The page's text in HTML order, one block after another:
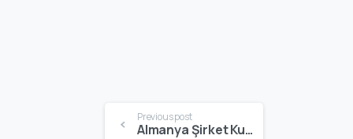
Previous post
Almanya Şirket Kurma | Kuruluş Süreci, Vergi Avantajları & Oturum İzni